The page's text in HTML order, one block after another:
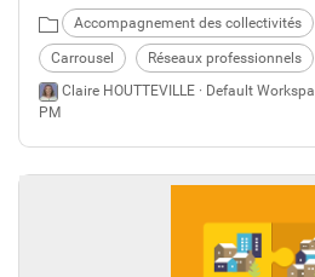
travail et données RSU étaient au
Accompagnement des collectivités
Carrousel
Réseaux professionnels
Claire HOUTTEVILLE · Default
PM